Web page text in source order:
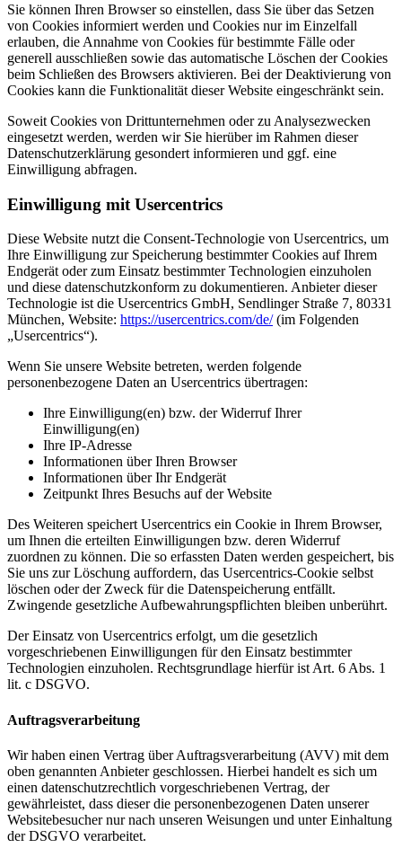
Sie können Ihren Browser so einstellen, dass Sie über das Setzen
von Cookies informiert werden und Cookies nur im Einzelfall
erlauben, die Annahme von Cookies für bestimmte Fälle oder
generell ausschließen sowie das automatische Löschen der Cookies
beim Schließen des Browsers aktivieren. Bei der Deaktivierung von
Cookies kann die Funktionalität dieser Website eingeschränkt sein.
Soweit Cookies von Drittunternehmen oder zu Analysezwecken
eingesetzt werden, werden wir Sie hierüber im Rahmen dieser
Datenschutzerklärung gesondert informieren und ggf. eine
Einwilligung abfragen.
Einwilligung mit Usercentrics
Diese Website nutzt die Consent-Technologie von Usercentrics, um
Ihre Einwilligung zur Speicherung bestimmter Cookies auf Ihrem
Endgerät oder zum Einsatz bestimmter Technologien einzuholen
und diese datenschutzkonform zu dokumentieren. Anbieter dieser
Technologie ist die Usercentrics GmbH, Sendlinger Straße 7, 80331
München, Website: https://usercentrics.com/de/(im Folgenden
„Usercentrics“).
Wenn Sie unsere Website betreten, werden folgende
personenbezogene Daten an Usercentrics übertragen:
Ihre Einwilligung(en) bzw. der Widerruf Ihrer
Einwilligung(en)
Ihre IP-Adresse
Informationen über Ihren Browser
Informationen über Ihr Endgerät
Zeitpunkt Ihres Besuchs auf der Website
Des Weiteren speichert Usercentrics ein Cookie in Ihrem Browser,
um Ihnen die erteilten Einwilligungen bzw. deren Widerruf
zuordnen zu können. Die so erfassten Daten werden gespeichert, bis
Sie uns zur Löschung auffordern, das Usercentrics-Cookie selbst
löschen oder der Zweck für die Datenspeicherung entfällt.
Zwingende gesetzliche Aufbewahrungspflichten bleiben unberührt.
Der Einsatz von Usercentrics erfolgt, um die gesetzlich
vorgeschriebenen Einwilligungen für den Einsatz bestimmter
Technologien einzuholen. Rechtsgrundlage hierfür ist Art. 6 Abs. 1
lit. c DSGVO.
Auftragsverarbeitung
Wir haben einen Vertrag über Auftragsverarbeitung (AVV) mit dem
oben genannten Anbieter geschlossen. Hierbei handelt es sich um
einen datenschutzrechtlich vorgeschriebenen Vertrag, der
gewährleistet, dass dieser die personenbezogenen Daten unserer
Websitebesucher nur nach unseren Weisungen und unter Einhaltung
der DSGVO verarbeitet.